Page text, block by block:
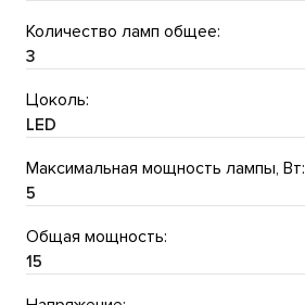
Количество ламп общее:
3
Цоколь:
LED
Максимальная мощность лампы, Вт:
5
Общая мощность:
15